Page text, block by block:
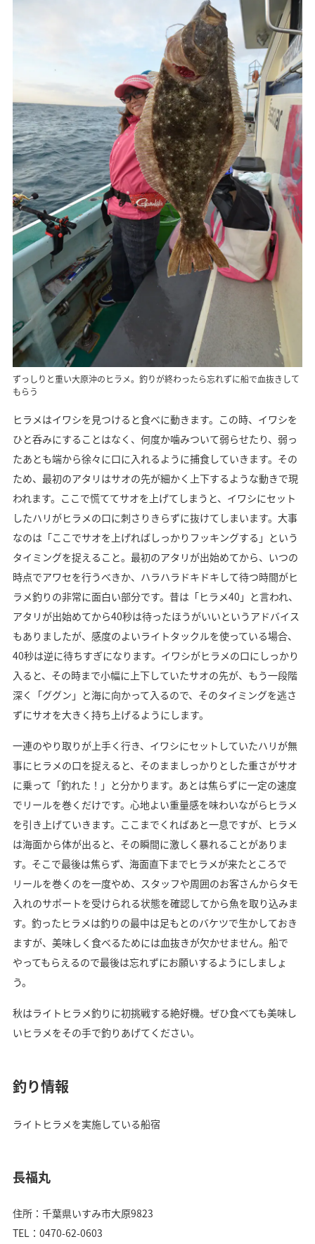
ずっしりと重い大原沖のヒラメ。釣りが終わったら忘れずに船で血抜きして
もらう
ヒラメはイワシを見つけると食べに動きます。この時、イワシを
ひと呑みにすることはなく、何度か噛みついて弱らせたり、弱っ
たあとも端から徐々に口に入れるように捕食していきます。その
ため、最初のアタリはサオの先が細かく上下するような動きで現
われます。ここで慌ててサオを上げてしまうと、イワシにセット
したハリがヒラメの口に刺さりきらずに抜けてしまいます。大事
なのは「ここでサオを上げればしっかりフッキングする」という
タイミングを捉えること。最初のアタリが出始めてから、いつの
時点でアワセを行うべきか、ハラハラドキドキして待つ時間がヒ
ラメ釣りの非常に面白い部分です。昔は「ヒラメ40」と言われ、
アタリが出始めてから40秒は待ったほうがいいというアドバイス
もありましたが、感度のよいライトタックルを使っている場合、
40秒は逆に待ちすぎになります。イワシがヒラメの口にしっかり
入ると、その時まで小幅に上下していたサオの先が、もう一段階
深く「ググン」と海に向かって入るので、そのタイミングを逃さ
ずにサオを大きく持ち上げるようにします。
一連のやり取りが上手く行き、イワシにセットしていたハリが無
事にヒラメの口を捉えると、そのまましっかりとした重さがサオ
に乗って「釣れた！」と分かります。あとは焦らずに一定の速度
でリールを巻くだけです。心地よい重量感を味わいながらヒラメ
を引き上げていきます。ここまでくればあと一息ですが、ヒラメ
は海面から体が出ると、その瞬間に激しく暴れることがありま
す。そこで最後は焦らず、海面直下までヒラメが来たところで
リールを巻くのを一度やめ、スタッフや周囲のお客さんからタモ
入れのサポートを受けられる状態を確認してから魚を取り込みま
す。釣ったヒラメは釣りの最中は足もとのバケツで生かしておき
ますが、美味しく食べるためには血抜きが欠かせません。船で
やってもらえるので最後は忘れずにお願いするようにしましょ
う。
秋はライトヒラメ釣りに初挑戦する絶好機。ぜひ食べても美味し
いヒラメをその手で釣りあげてください。
釣り情報
ライトヒラメを実施している船宿
長福丸
住所：千葉県いすみ市大原9823
TEL：0470-62-0603